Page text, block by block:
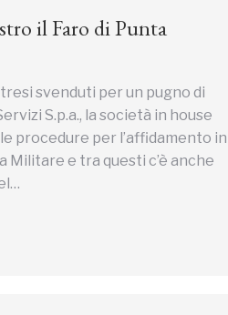
il Faro di Punta
svenduti per un pugno di
S.p.a., la società in house
procedure per l’affidamento in
Militare e tra questi c’è anche